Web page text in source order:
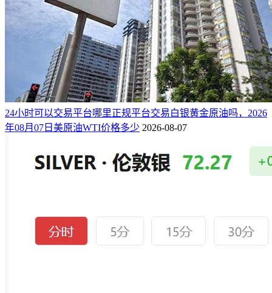
24小时可以交易平台哪里正规平台交易白银黄金原油吗，2026
年08月07日美原油WTI价格多少 2026-08-07